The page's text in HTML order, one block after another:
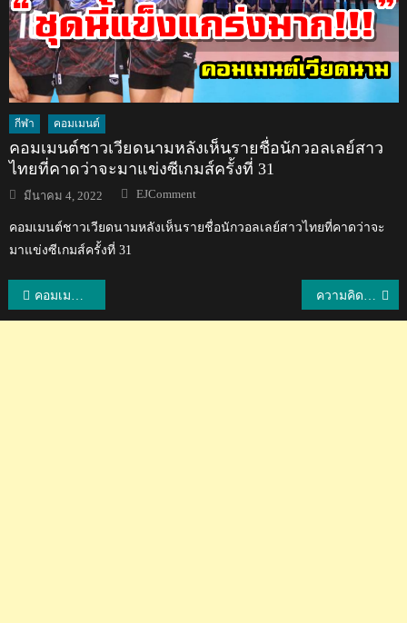
กีฬา คอมเมนต์
คอมเมนต์ชาวเวียดนามหลังเห็นรายชื่อนักวอลเลย์สาว
ไทยที่คาดว่าจะมาแข่งซีเกมส์ครั้งที่ 31
Posted
on
มีนาคม 4, 2022 Author
EJComment
คอมเมนต์ชาวเวียดนามหลังเห็นรายชื่อนักวอลเลย์สาวไทยที่คาดว่าจะ
มาแข่งซีเกมส์ครั้งที่ 31
แนะแนว
คอมเมนต์ชาวเวียดนามหลังไทยชนะเกาหลีใต้ 3-2 เซต ศึกออลสตาร์ ซูเปอร์ แมตช์ 2019